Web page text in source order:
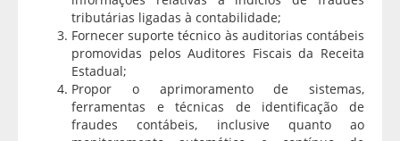
tributárias ligadas à contabilidade;
Fornecer suporte técnico às auditorias contábeis
promovidas pelos Auditores Fiscais da Receita
Estadual;
Propor o aprimoramento de sistemas,
ferramentas e técnicas de identificação de
fraudes contábeis, inclusive quanto ao